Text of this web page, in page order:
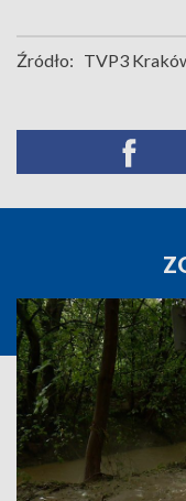
Źródło: TVP3